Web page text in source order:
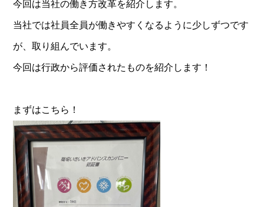
今回は当社の働き方改革を紹介します。
当社では社員全員が働きやすくなるように少しずつです
が、取り組んでいます。
今回は行政から評価されたものを紹介します！
まずはこちら！